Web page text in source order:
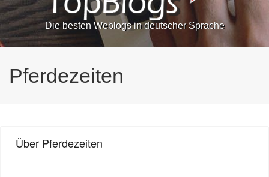
Die besten Weblogs in deutscher Sprache
Pferdezeiten
Über Pferdezeiten